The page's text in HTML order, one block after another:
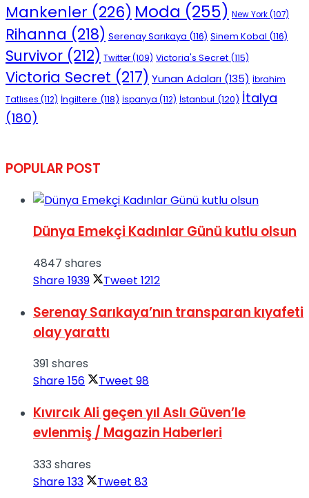
Mankenler (226) Moda (255) New York(107)
Rihanna (218) Serenay Sarıkaya (116) Sinem Kobal (116)
Survivor (212) Twitter(109) Victoria's Secret (115)
Victoria Secret (217) Yunan Adaları (135) İbrahim
Tatlıses (112) İngiltere (118) İspanya (112) İstanbul (120) İtalya
(180)
POPULAR POST
Dünya Emekçi Kadınlar Günü kutlu olsun
4847 shares
Share1939 Tweet 1212
Serenay Sarıkaya’nın transparan kıyafeti
olay yarattı
391 shares
Share156 Tweet 98
Kıvırcık Ali geçen yıl Aslı Güven’le
evlenmiş / Magazin Haberleri
333 shares
Share133 Tweet 83